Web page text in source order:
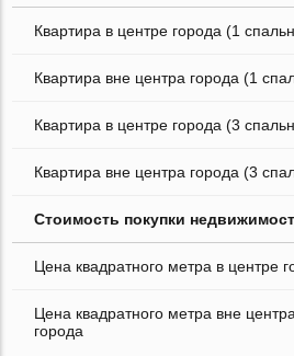
Квартира в центре города (1
Квартира вне центра города (1
Квартира в центре города (3
Квартира вне центра города (3
Стоимость покупки
Цена квадратного метра в центре
Цена квадратного метра вне центра
города